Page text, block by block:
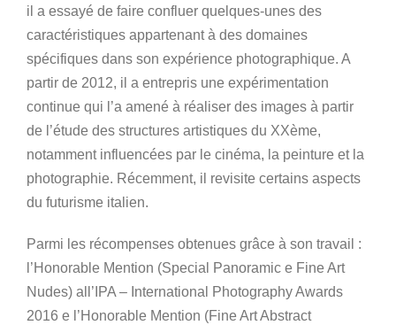
il a essayé de faire confluer quelques-unes des
caractéristiques appartenant à des domaines
spécifiques dans son expérience photographique. A
partir de 2012, il a entrepris une expérimentation
continue qui l’a amené à réaliser des images à partir
de l’étude des structures artistiques du XXème,
notamment influencées par le cinéma, la peinture et la
photographie. Récemment, il revisite certains aspects
du futurisme italien.
Parmi les récompenses obtenues grâce à son travail :
l’Honorable Mention (Special Panoramic e Fine Art
Nudes) all’IPA – International Photography Awards
2016 e l’Honorable Mention (Fine Art Abstract